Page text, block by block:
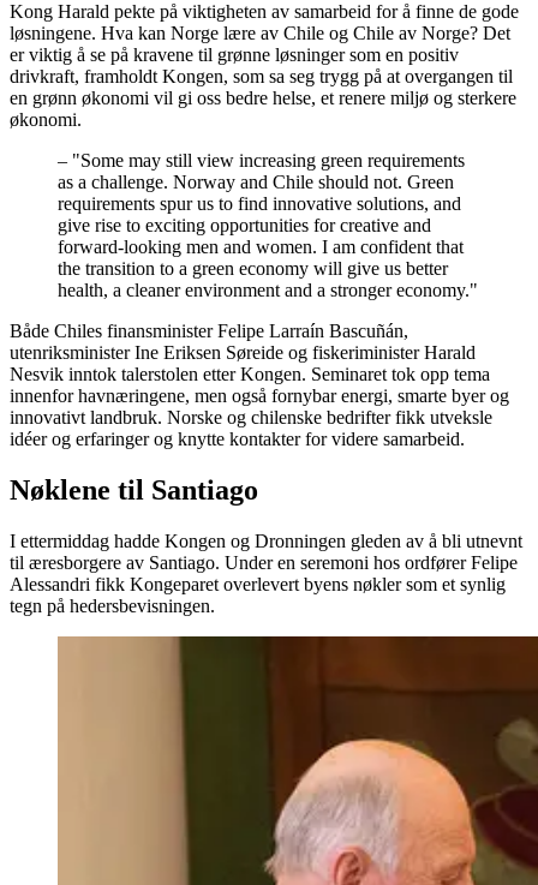
Kong Harald pekte på viktigheten av samarbeid for å finne de gode
løsningene. Hva kan Norge lære av Chile og Chile av Norge? Det
er viktig å se på kravene til grønne løsninger som en positiv
drivkraft, framholdt Kongen, som sa seg trygg på at overgangen til
en grønn økonomi vil gi oss bedre helse, et renere miljø og sterkere
økonomi.
– "Some may still view increasing green requirements
as a challenge. Norway and Chile should not. Green
requirements spur us to find innovative solutions, and
give rise to exciting opportunities for creative and
forward-looking men and women. I am confident that
the transition to a green economy will give us better
health, a cleaner environment and a stronger economy."
Både Chiles finansminister Felipe Larraín Bascuñán,
utenriksminister Ine Eriksen Søreide og fiskeriminister Harald
Nesvik inntok talerstolen etter Kongen. Seminaret tok opp tema
innenfor havnæringene, men også fornybar energi, smarte byer og
innovativt landbruk. Norske og chilenske bedrifter fikk utveksle
idéer og erfaringer og knytte kontakter for videre samarbeid.
Nøklene til Santiago
I ettermiddag hadde Kongen og Dronningen gleden av å bli utnevnt
til æresborgere av Santiago. Under en seremoni hos ordfører Felipe
Alessandri fikk Kongeparet overlevert byens nøkler som et synlig
tegn på hedersbevisningen.